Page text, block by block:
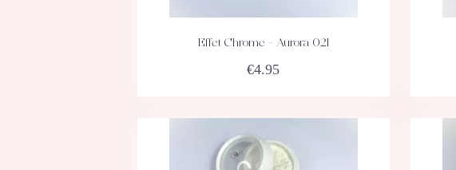
ACHETEZ DÉTAILS
Effet Chrome – Aurora 021
€4.95